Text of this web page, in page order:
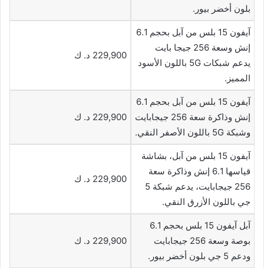
بلون أخضر بيور.
آيفون 15 بلس من آبل بحجم 6.1
إنش وسعة 256 جيجا بايت
يدعم شبكات 5G باللون الأسود
المميز.
229,900 د. ك
آيفون 15 بلس من آبل بحجم 6.1
إنش وذاكرة سعة 256 جيجابايت
وشبكة 5G باللون الأصفر النقي.
229,900 د. ك
آيفون 15 بلس من آبل، بشاشة
قياسها 6.1 إنش وذاكرة سعة
256 جيجابايت، يدعم شبكة 5
جي باللون الأزرق النقي.
229,900 د. ك
آبل آيفون 15 بلس بحجم 6.1
بوصة وسعة 256 جيجابايت
ودعم 5 جي بلون أخضر بيور.
229,900 د. ك